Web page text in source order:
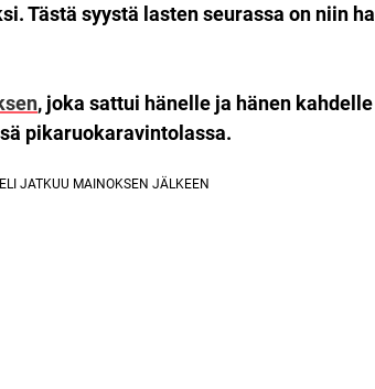
Tästä syystä lasten seurassa on niin
, joka sattui hänelle ja hänen kahdelle
pikaruokaravintolassa.